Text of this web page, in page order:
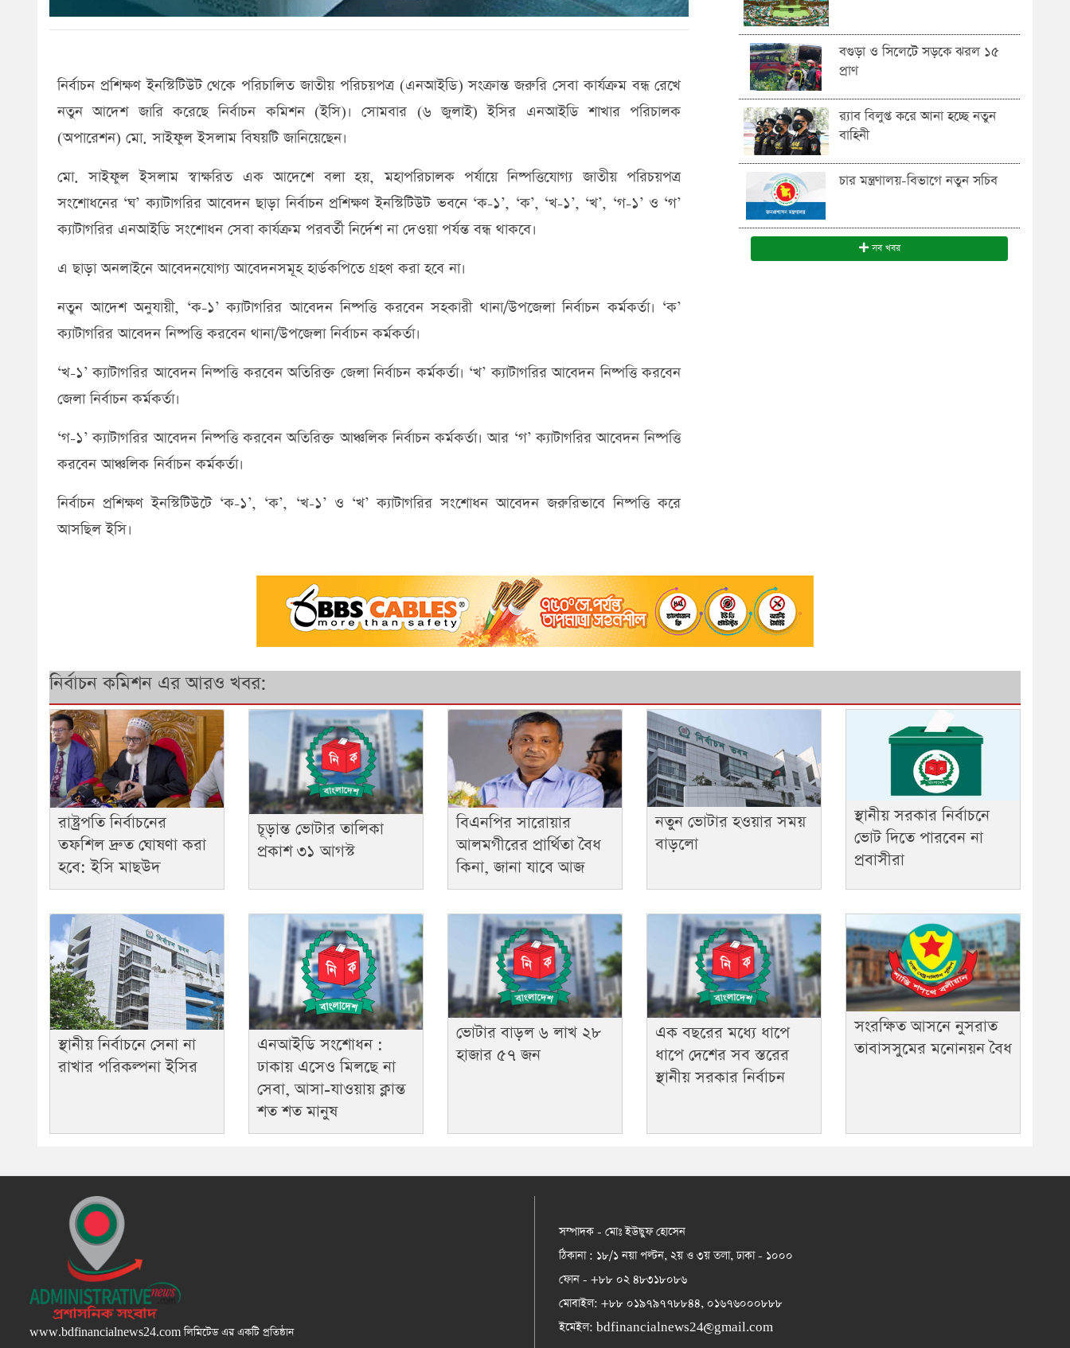
নির্বাচন প্রশিক্ষণ ইনস্টিটিউট থেকে পরিচালিত জাতীয় পরিচয়পত্র (এনআইডি) সংক্রান্ত জরুরি সেবা কার্যক্রম বন্ধ রেখে
নতুন আদেশ জারি করেছে নির্বাচন কমিশন (ইসি)। সোমবার (৬ জুলাই) ইসির এনআইডি শাখার পরিচালক
(অপারেশন) মো. সাইফুল ইসলাম বিষয়টি জানিয়েছেন।
মো. সাইফুল ইসলাম স্বাক্ষরিত এক আদেশে বলা হয়, মহাপরিচালক পর্যায়ে নিষ্পত্তিযোগ্য জাতীয় পরিচয়পত্র
সংশোধনের ‘ঘ’ ক্যাটাগরির আবেদন ছাড়া নির্বাচন প্রশিক্ষণ ইনস্টিটিউট ভবনে ‘ক-১’, ‘ক’, ‘খ-১’, ‘খ’, ‘গ-১’ ও ‘গ’
ক্যাটাগরির এনআইডি সংশোধন সেবা কার্যক্রম পরবর্তী নির্দেশ না দেওয়া পর্যন্ত বন্ধ থাকবে।
এ ছাড়া অনলাইনে আবেদনযোগ্য আবেদনসমূহ হার্ডকপিতে গ্রহণ করা হবে না।
নতুন আদেশ অনুযায়ী, ‘ক-১’ ক্যাটাগরির আবেদন নিষ্পত্তি করবেন সহকারী থানা/উপজেলা নির্বাচন কর্মকর্তা। ‘ক’
ক্যাটাগরির আবেদন নিষ্পত্তি করবেন থানা/উপজেলা নির্বাচন কর্মকর্তা।
‘খ-১’ ক্যাটাগরির আবেদন নিষ্পত্তি করবেন অতিরিক্ত জেলা নির্বাচন কর্মকর্তা। ‘খ’ ক্যাটাগরির আবেদন নিষ্পত্তি করবেন
জেলা নির্বাচন কর্মকর্তা।
‘গ-১’ ক্যাটাগরির আবেদন নিষ্পত্তি করবেন অতিরিক্ত আঞ্চলিক নির্বাচন কর্মকর্তা। আর ‘গ’ ক্যাটাগরির আবেদন নিষ্পত্তি
করবেন আঞ্চলিক নির্বাচন কর্মকর্তা।
নির্বাচন প্রশিক্ষণ ইনস্টিটিউটে ‘ক-১’, ‘ক’, ‘খ-১’ ও ‘খ’ ক্যাটাগরির সংশোধন আবেদন জরুরিভাবে নিষ্পত্তি করে
আসছিল ইসি।
বগুড়া ও সিলেটে সড়কে ঝরল ১৫
প্রাণ
র‍্যাব বিলুপ্ত করে আনা হচ্ছে নতুন
বাহিনী
চার মন্ত্রণালয়-বিভাগে নতুন সচিব
সব খবর
নির্বাচন কমিশন এর আরও খবর:
রাষ্ট্রপতি নির্বাচনের
তফশিল দ্রুত ঘোষণা করা
হবে: ইসি মাছউদ
চূড়ান্ত ভোটার তালিকা
প্রকাশ ৩১ আগস্ট
বিএনপির সারোয়ার
আলমগীরের প্রার্থিতা বৈধ
কিনা, জানা যাবে আজ
নতুন ভোটার হওয়ার সময়
বাড়লো
স্থানীয় সরকার নির্বাচনে
ভোট দিতে পারবেন না
প্রবাসীরা
স্থানীয় নির্বাচনে সেনা না
রাখার পরিকল্পনা ইসির
এনআইডি সংশোধন :
ঢাকায় এসেও মিলছে না
সেবা, আসা-যাওয়ায় ক্লান্ত
শত শত মানুষ
ভোটার বাড়ল ৬ লাখ ২৮
হাজার ৫৭ জন
এক বছরের মধ্যে ধাপে
ধাপে দেশের সব স্তরের
স্থানীয় সরকার নির্বাচন
সংরক্ষিত আসনে নুসরাত
তাবাসসুমের মনোনয়ন বৈধ
www.bdfinancialnews24.comলিমিটেড এর একটি প্রতিষ্ঠান
সম্পাদক - মোঃ ইউছুফ হোসেন
ঠিকানা : ১৮/১ নয়া পল্টন, ২য় ও ৩য় তলা, ঢাকা - ১০০০
ফোন - +৮৮ ০২ ৪৮৩১৮০৮৬
মোবাইল: +৮৮ ০১৯৭৯৭৭৮৮৪৪, ০১৬৭৬০০০৮৮৮
ইমেইল: bdfinancialnews24@gmail.com